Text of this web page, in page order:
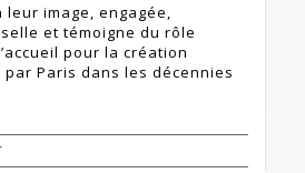
image, engagée,
et témoigne du rôle
pour la création
Paris dans les décennies